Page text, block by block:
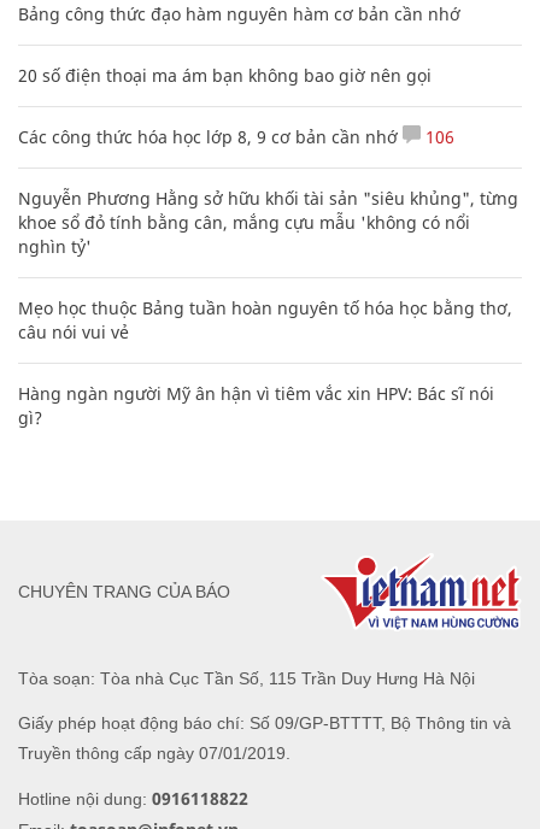
Bảng công thức đạo hàm nguyên hàm cơ bản cần nhớ
20 số điện thoại ma ám bạn không bao giờ nên gọi
Các công thức hóa học lớp 8, 9 cơ bản cần nhớ 106
Nguyễn Phương Hằng sở hữu khối tài sản "siêu khủng", từng
khoe sổ đỏ tính bằng cân, mắng cựu mẫu 'không có nổi
nghìn tỷ'
Mẹo học thuộc Bảng tuần hoàn nguyên tố hóa học bằng thơ,
câu nói vui vẻ
Hàng ngàn người Mỹ ân hận vì tiêm vắc xin HPV: Bác sĩ nói
gì?
Tòa soạn: Tòa nhà Cục Tần Số, 115 Trần Duy Hưng Hà Nội
Giấy phép hoạt động báo chí: Số 09/GP-BTTTT, Bộ Thông tin và
Truyền thông cấp ngày 07/01/2019.
Hotline nội dung: 0916118822
CHUYÊN TRANG CỦA BÁO